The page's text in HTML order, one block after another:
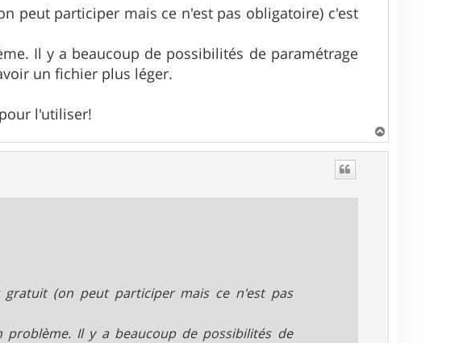
peut participer mais ce n'est pas obligatoire) c'est
Il y a beaucoup de possibilités de paramétrage
un fichier plus léger.
l'utiliser!
a
(on peut participer mais ce n'est pas
problème. Il y a beaucoup de possibilités de